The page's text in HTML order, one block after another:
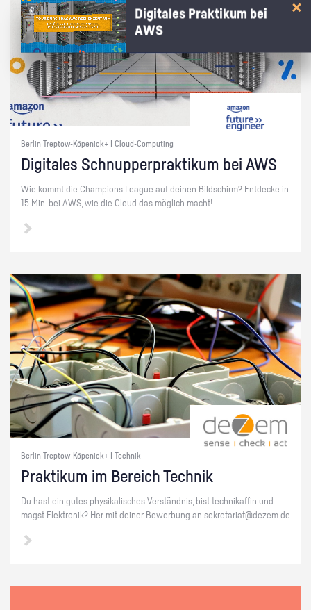
Berlin Treptow-Köpenick+ | Cloud-Computing
Di­gi­ta­les Schnup­per­prak­ti­kum bei AWS
Wie kommt die Cham­pi­ons Le­ague auf dei­nen Bild­schirm? Ent­de­cke in
15 Min. bei AWS, wie die Cloud das mög­lich macht!
Berlin Treptow-Köpenick+ | Technik
Prak­ti­kum im Be­reich Tech­nik
Du hast ein gutes phy­si­ka­li­sches Ver­ständ­nis, bist tech­ni­kaf­fin und
magst Elek­tro­nik? Her mit dei­ner Be­wer­bung an se­kre­ta­ri­at@​dezem.​de
Digitales Praktikum bei
AWS